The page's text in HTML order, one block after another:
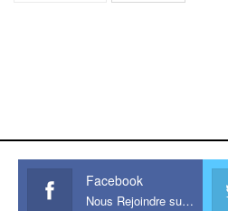
Facebook
Nous Rejoindre sur Facebook